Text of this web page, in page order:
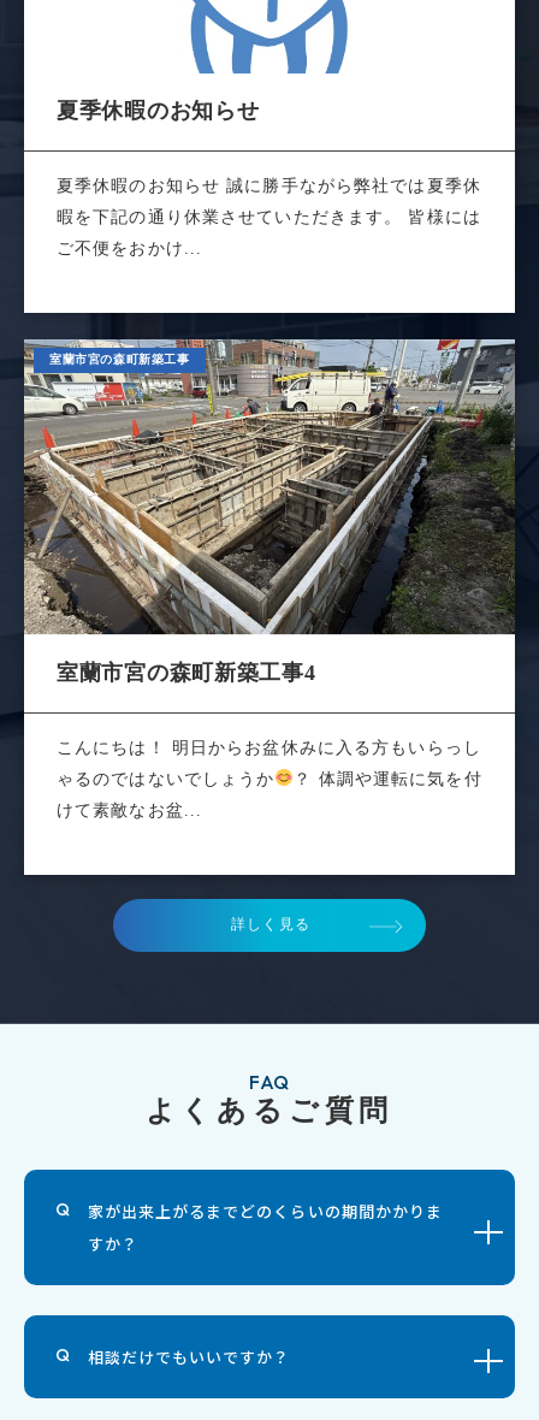
夏季休暇のお知らせ
夏季休暇のお知らせ 誠に勝手ながら弊社では夏季休
暇を下記の通り休業させていただきます。 皆様には
ご不便をおかけ...
室蘭市宮の森町新築工事
室蘭市宮の森町新築工事4
こんにちは！ 明日からお盆休みに入る方もいらっし
ゃるのではないでしょうか
？ 体調や運転に気を付
けて素敵なお盆...
詳しく見る
FAQ
よくあるご質問
家が出来上がるまでどのくらいの期間かかりま
すか？
相談だけでもいいですか？